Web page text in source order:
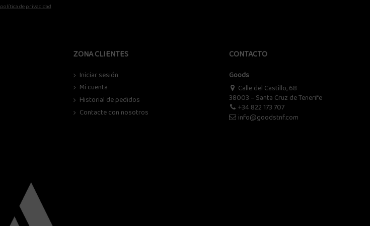
política de privacidad
ZONA CLIENTES
Iniciar sesión
Mi cuenta
Historial de pedidos
Contacte con nosotros
CONTACTO
Goods
Calle del Castillo, 68
38003 – Santa Cruz de Tenerife
+34 822 173 707
info@goodstnf.com